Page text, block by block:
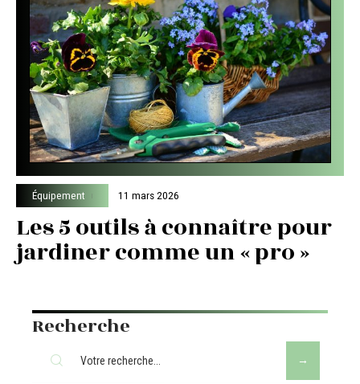
Équipement 11 mars 2026
Les 5 outils à connaître pour
jardiner comme un « pro »
Recherche